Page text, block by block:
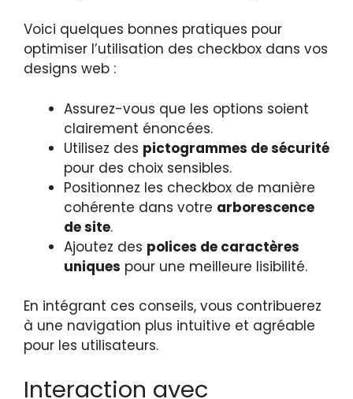
Voici quelques bonnes pratiques pour
optimiser l’utilisation des checkbox dans vos
designs web :
Assurez-vous que les options soient
clairement énoncées.
Utilisez des pictogrammes de sécurité
pour des choix sensibles.
Positionnez les checkbox de manière
cohérente dans votre arborescence
de site.
Ajoutez des polices de caractères
uniques pour une meilleure lisibilité.
En intégrant ces conseils, vous contribuerez
à une navigation plus intuitive et agréable
pour les utilisateurs.
Interaction avec